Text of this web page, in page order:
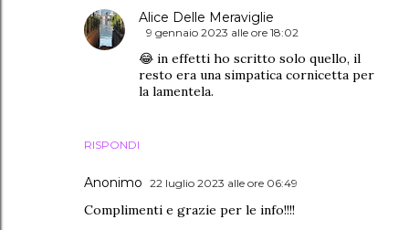
RISPONDI
Alice Delle Meraviglie
9 gennaio 2023 alle ore 18:02
😂 in effetti ho scritto solo quello, il
resto era una simpatica cornicetta per
la lamentela.
Anonimo 22 luglio 2023 alle ore 06:49
Complimenti e grazie per le info!!!!